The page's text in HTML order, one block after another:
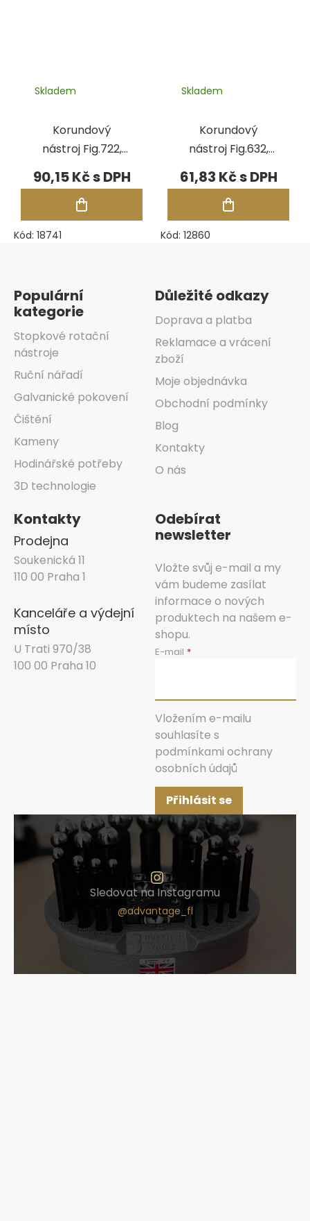
Korundový
nástroj Fig.722,
pr.16,00 mm
Skladem
90,15 Kč
Kód: 18741
Korundový
nástroj Fig.632,
pr.6,50 mm
Skladem
61,83 Kč
Kód: 12860
Populární
kategorie
Stopkové rotační
nástroje
Ruční nářadí
Galvanické pokovení
Čištění
Kameny
Hodinářské potřeby
3D technologie
Důležité odkazy
Doprava a platba
Reklamace a vrácení
zboží
Moje objednávka
Obchodní podmínky
Blog
Kontakty
O nás
Kontakty
Prodejna
Soukenická 11
110 00 Praha 1
Kanceláře a výdejní
místo
U Trati 970/38
100 00 Praha 10
Odebírat
newsletter
Vložte svůj e-mail a my
vám budeme zasílat
informace o nových
produktech na našem e-
shopu.
E-mail
Vložením e-mailu
souhlasíte s
podmínkami ochrany
osobních údajů
Přihlásit se
Sledovat na Instagramu